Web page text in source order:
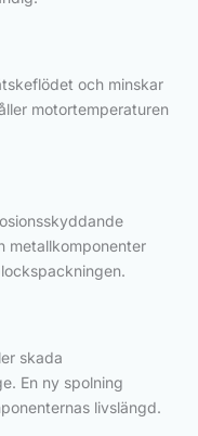
och minskar
motortemperaturen
metallkomponenter
skada
En ny spolning
livslängd.